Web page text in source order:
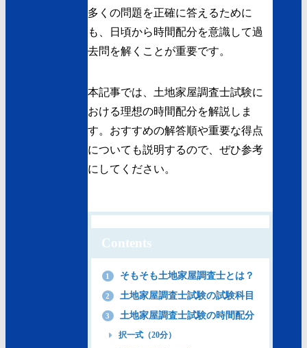
多くの問題を正確に答えるために
も、日頃から時間配分を意識して過
去問を解くことが重要です。
本記事では、土地家屋調査士試験に
おける理想の時間配分を解説しま
す。おすすめの解答順や重要な得点
についても説明するので、ぜひ参考
にしてください。
Contents
1 そもそも土地家屋調査士とは？
2 土地家屋調査士試験の試験科目
3 土地家屋調査士試験の時間配分
択一式（20分）